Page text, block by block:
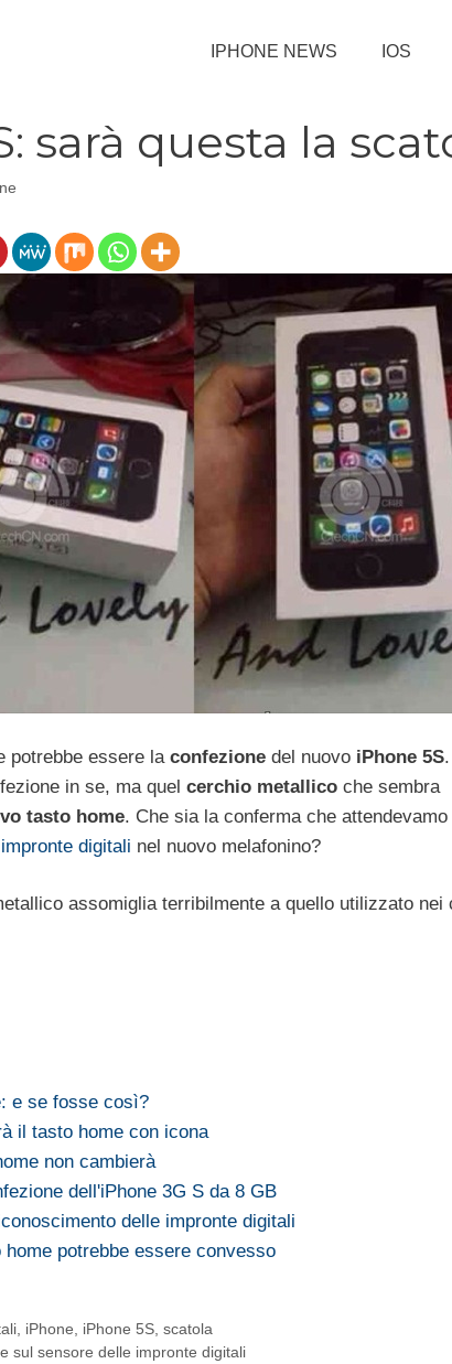
IPHONE NEWS IOS
sarà questa la
potrebbe essere la confezione del nuovo iPhone 5S
in se, ma quel cerchio metallico che sembra
tasto home. Che sia la conferma che
digitali nel nuovo melafonino?
assomiglia terribilmente a quello utilizzato nei
e se fosse così?
il tasto home con icona
non cambierà
dell'iPhone 3G S da 8 GB
delle impronte digitali
potrebbe essere convesso
iPhone iPhone 5S ,scatola
sul sensore delle impronte digitali